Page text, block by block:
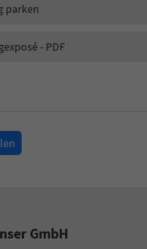
parken
- PDF
GmbH